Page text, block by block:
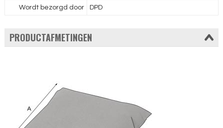
Wordt bezorgd door DPD
PRODUCTAFMETINGEN